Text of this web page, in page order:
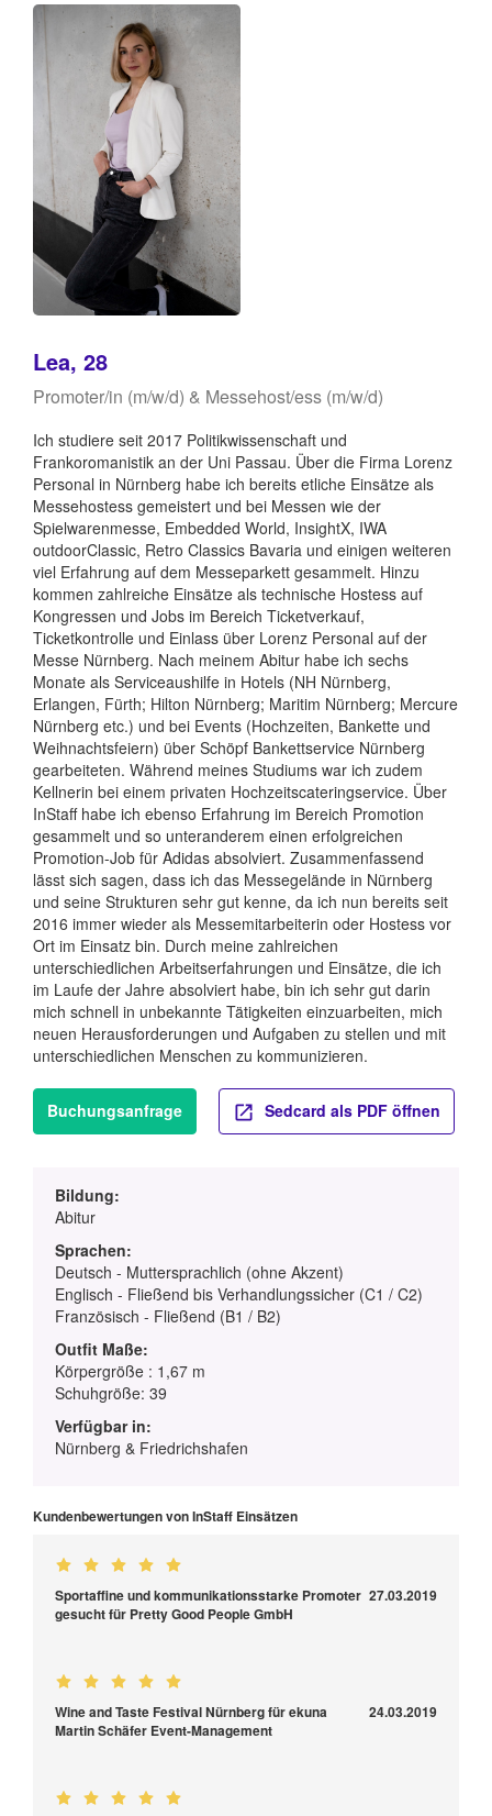
Lea, 28
Promoter/in (m/w/d) & Messehost/ess (m/w/d)
Ich studiere seit 2017 Politikwissenschaft und
Frankoromanistik an der Uni Passau. Über die Firma Lorenz
Personal in Nürnberg habe ich bereits etliche Einsätze als
Messehostess gemeistert und bei Messen wie der
Spielwarenmesse, Embedded World, InsightX, IWA
outdoorClassic, Retro Classics Bavaria und einigen weiteren
viel Erfahrung auf dem Messeparkett gesammelt. Hinzu
kommen zahlreiche Einsätze als technische Hostess auf
Kongressen und Jobs im Bereich Ticketverkauf,
Ticketkontrolle und Einlass über Lorenz Personal auf der
Messe Nürnberg. Nach meinem Abitur habe ich sechs
Monate als Serviceaushilfe in Hotels (NH Nürnberg,
Erlangen, Fürth; Hilton Nürnberg; Maritim Nürnberg; Mercure
Nürnberg etc.) und bei Events (Hochzeiten, Bankette und
Weihnachtsfeiern) über Schöpf Bankettservice Nürnberg
gearbeiteten. Während meines Studiums war ich zudem
Kellnerin bei einem privaten Hochzeitscateringservice. Über
InStaff habe ich ebenso Erfahrung im Bereich Promotion
gesammelt und so unteranderem einen erfolgreichen
Promotion-Job für Adidas absolviert. Zusammenfassend
lässt sich sagen, dass ich das Messegelände in Nürnberg
und seine Strukturen sehr gut kenne, da ich nun bereits seit
2016 immer wieder als Messemitarbeiterin oder Hostess vor
Ort im Einsatz bin. Durch meine zahlreichen
unterschiedlichen Arbeitserfahrungen und Einsätze, die ich
im Laufe der Jahre absolviert habe, bin ich sehr gut darin
mich schnell in unbekannte Tätigkeiten einzuarbeiten, mich
neuen Herausforderungen und Aufgaben zu stellen und mit
unterschiedlichen Menschen zu kommunizieren.
Buchungsanfrage Sedcard als PDF öffnen
Bildung:
Abitur
Sprachen:
Deutsch - Muttersprachlich (ohne Akzent)
Englisch - Fließend bis Verhandlungssicher (C1 / C2)
Französisch - Fließend (B1 / B2)
Outfit Maße:
Körpergröße : 1,67 m
Schuhgröße: 39
Verfügbar in:
Nürnberg & Friedrichshafen
Kundenbewertungen von InStaff Einsätzen
Sportaffine und kommunikationsstarke Promoter
gesucht für Pretty Good People GmbH
27.03.2019
Wine and Taste Festival Nürnberg für ekuna
Martin Schäfer Event-Management
24.03.2019